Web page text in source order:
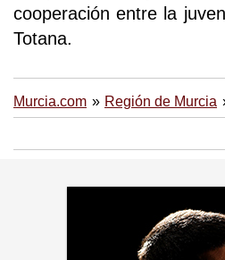
cooperación entre la
Totana.
Murcia.com Región de Murcia